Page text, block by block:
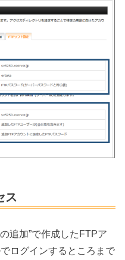
ス
追加”で作成したFTPア
ログインするところまで